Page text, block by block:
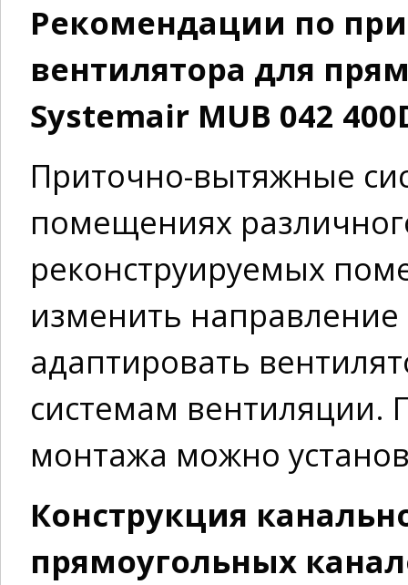
Рекомендации по
вентилятора для
Systemair MUB 042
Приточно-вытяжные
помещениях
реконструируемых
изменить
адаптировать
системам вентиляции.
монтажа можно
Конструкция
прямоугольных